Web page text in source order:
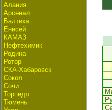
Алания
Арсенал
Балтика
Енисей
КАМАЗ
Нефтехимик
Родина
Ротор
СКА-Хабаровск
Сокол
Сочи
Торпедо
Тюмень